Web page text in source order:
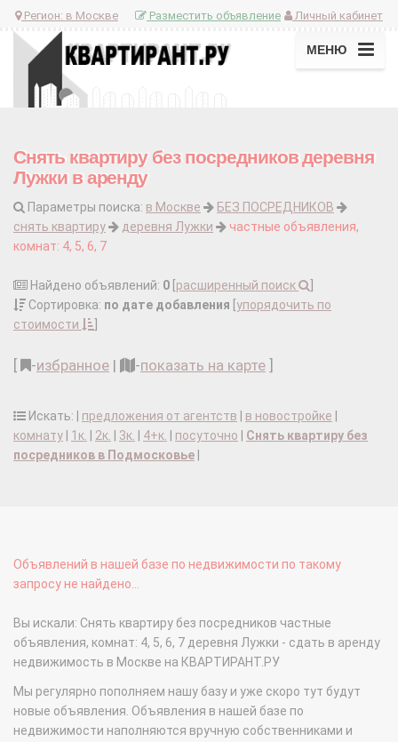
Регион: в Москве Личный кабинет
Разместить объявление
МЕНЮ
Снять квартиру без посредников деревня
Лужки в аренду
Параметры поиска: в Москве
БЕЗ ПОСРЕДНИКОВ
снять квартиру
деревня Лужки
частные объявления,
комнат: 4, 5, 6, 7
Найдено объявлений: 0 расширенный поиск
Сортировка: по дате добавления упорядочить по
стоимости
-избранное | -показать на карте
Искать: | предложения от агентств в новостройке
комнату
1к. 2к. 3к. 4+к. посуточно
Снять квартиру без
посредников в Подмосковье
Объявлений в нашей базе по недвижимости по такому
запросу не найдено...
Вы искали: Снять квартиру без посредников частные
объявления, комнат: 4, 5, 6, 7 деревня Лужки - сдать в аренду
недвижимость в Москве на КВАРТИРАНТ.РУ
Мы регулярно пополняем нашу базу и уже скоро тут будут
новые объявления. Объявления в нашей базе по
недвижимости наполняются вручную собственниками и